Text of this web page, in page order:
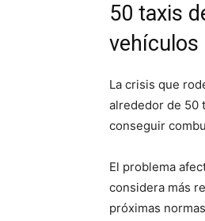
50 taxis
vehículos
La crisis que
alrededor de 50
conseguir
El problema
considera más
próximas